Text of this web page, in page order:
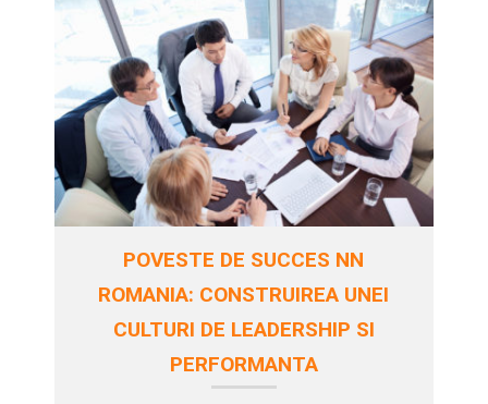
POVESTE DE SUCCES NN
ROMANIA: CONSTRUIREA UNEI
CULTURI DE LEADERSHIP SI
PERFORMANTA